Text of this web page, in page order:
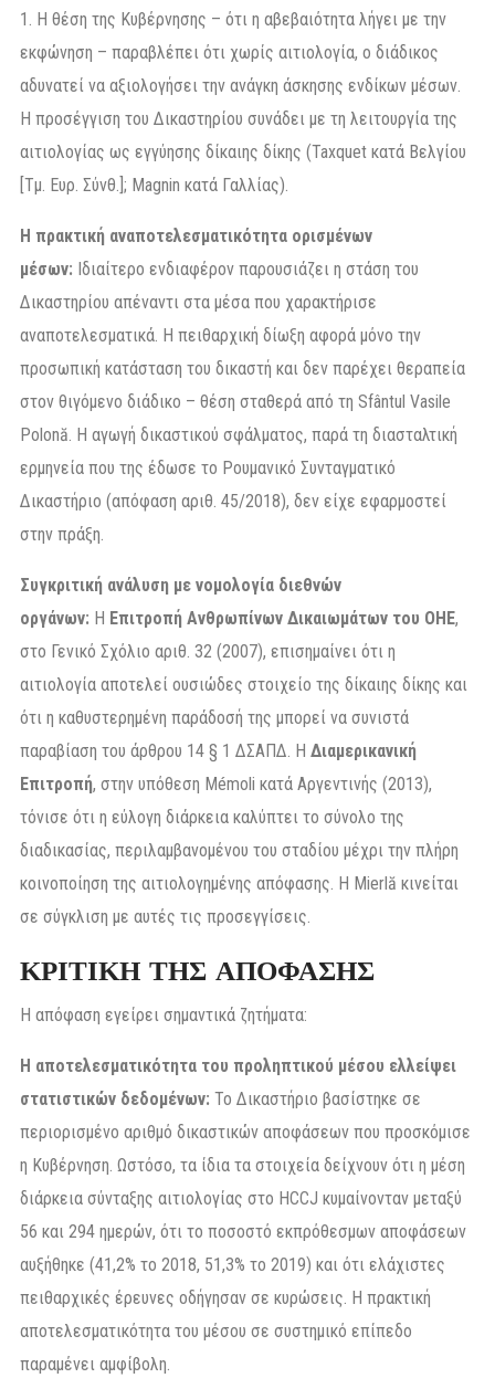
1. Η θέση της Κυβέρνησης – ότι η αβεβαιότητα λήγει με την
εκφώνηση – παραβλέπει ότι χωρίς αιτιολογία, ο διάδικος
αδυνατεί να αξιολογήσει την ανάγκη άσκησης ενδίκων μέσων.
Η προσέγγιση του Δικαστηρίου συνάδει με τη λειτουργία της
αιτιολογίας ως εγγύησης δίκαιης δίκης (Taxquet κατά Βελγίου
[Τμ. Ευρ. Σύνθ.]; Magnin κατά Γαλλίας).
Η πρακτική αναποτελεσματικότητα ορισμένων
μέσων: Ιδιαίτερο ενδιαφέρον παρουσιάζει η στάση του
Δικαστηρίου απέναντι στα μέσα που χαρακτήρισε
αναποτελεσματικά. Η πειθαρχική δίωξη αφορά μόνο την
προσωπική κατάσταση του δικαστή και δεν παρέχει θεραπεία
στον θιγόμενο διάδικο – θέση σταθερά από τη Sfântul Vasile
Polonă. Η αγωγή δικαστικού σφάλματος, παρά τη διασταλτική
ερμηνεία που της έδωσε το Ρουμανικό Συνταγματικό
Δικαστήριο (απόφαση αριθ. 45/2018), δεν είχε εφαρμοστεί
στην πράξη.
Συγκριτική ανάλυση με νομολογία διεθνών
οργάνων: Η Επιτροπή Ανθρωπίνων Δικαιωμάτων του ΟΗΕ,
στο Γενικό Σχόλιο αριθ. 32 (2007), επισημαίνει ότι η
αιτιολογία αποτελεί ουσιώδες στοιχείο της δίκαιης δίκης και
ότι η καθυστερημένη παράδοσή της μπορεί να συνιστά
παραβίαση του άρθρου 14 § 1 ΔΣΑΠΔ. Η Διαμερικανική
Επιτροπή, στην υπόθεση Mémoli κατά Αργεντινής (2013),
τόνισε ότι η εύλογη διάρκεια καλύπτει το σύνολο της
διαδικασίας, περιλαμβανομένου του σταδίου μέχρι την πλήρη
κοινοποίηση της αιτιολογημένης απόφασης. Η Mierlă κινείται
σε σύγκλιση με αυτές τις προσεγγίσεις.
ΚΡΙΤΙΚΗ ΤΗΣ ΑΠΟΦΑΣΗΣ
Η απόφαση εγείρει σημαντικά ζητήματα:
Η αποτελεσματικότητα του προληπτικού μέσου ελλείψει
στατιστικών δεδομένων: Το Δικαστήριο βασίστηκε σε
περιορισμένο αριθμό δικαστικών αποφάσεων που προσκόμισε
η Κυβέρνηση. Ωστόσο, τα ίδια τα στοιχεία δείχνουν ότι η μέση
διάρκεια σύνταξης αιτιολογίας στο HCCJ κυμαίνονταν μεταξύ
56 και 294 ημερών, ότι το ποσοστό εκπρόθεσμων αποφάσεων
αυξήθηκε (41,2% το 2018, 51,3% το 2019) και ότι ελάχιστες
πειθαρχικές έρευνες οδήγησαν σε κυρώσεις. Η πρακτική
αποτελεσματικότητα του μέσου σε συστημικό επίπεδο
παραμένει αμφίβολη.